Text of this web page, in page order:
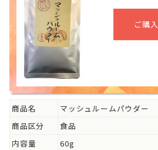
商品名
マッシュルームパウダー
商品区分
食品
内容量
60g